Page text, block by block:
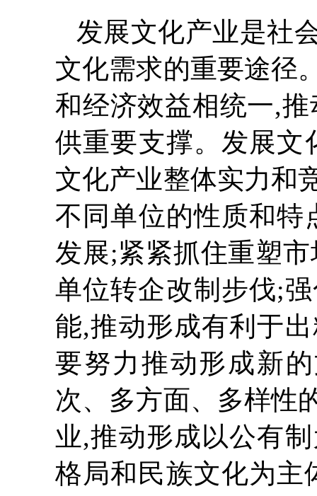
发展文化产业是社
文化需求的重要途径
和经济效益相统一,
供重要支撑。发展文
文化产业整体实力和
不同单位的性质和特
发展;紧紧抓住重塑
单位转企改制步伐;
能,推动形成有利于
要努力推动形成新
次、多方面、多样性
业,推动形成以公有
格局和民族文化为主